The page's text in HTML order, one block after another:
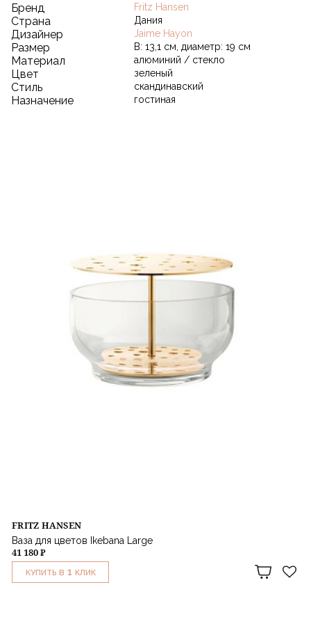
Бренд Fritz Hansen
Страна Дания
Дизайнер Jaime Hayon
Размер В: 13,1 см, диаметр: 19 см
Материал алюминий / стекло
Цвет зеленый
Стиль скандинавский
Назначение гостиная
FRITZ HANSEN
Ваза для цветов Ikebana Large
41 180 ₽
КУПИТЬ В 1 КЛИК